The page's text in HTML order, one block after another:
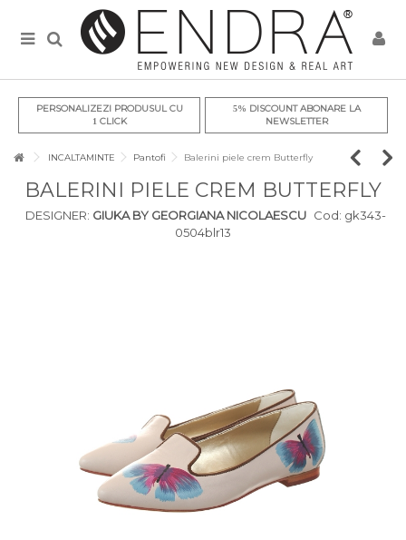
PERSONALIZEZI PRODUSUL CU
1CLICK
5% DISCOUNT ABONARE LA
NEWSLETTER
INCALTAMINTE Pantofi Balerini piele crem Butterfly
BALERINI PIELE CREM BUTTERFLY
DESIGNER: GIUKA BY GEORGIANA NICOLAESCU Cod: gk343-
0504blr13